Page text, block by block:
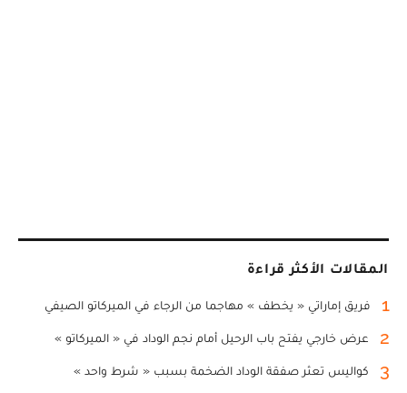
المقالات الأكثر قراءة
1 فريق إماراتي « يخطف » مهاجما من الرجاء في الميركاتو الصيفي
2 عرض خارجي يفتح باب الرحيل أمام نجم الوداد في « الميركاتو »
3 كواليس تعثر صفقة الوداد الضخمة بسبب « شرط واحد »